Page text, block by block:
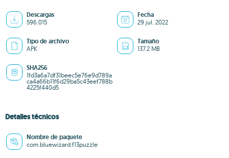
Descargas
596.015
Fecha
29 jul. 2022
Tipo de archivo
APK
Tamaño
137.2 MB
SHA256
1fd3a6a7df31beec5e76e9d789a
ca4a66b11f6d29ba5c43eef788b
4225f440d5
Detalles técnicos
Nombre de paquete
com.bluewizard.f13puzzle